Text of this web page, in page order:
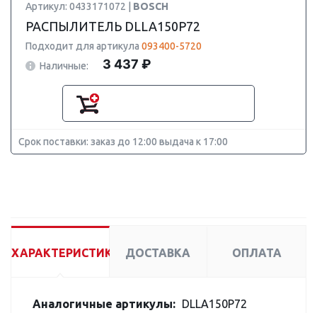
Артикул: 0433171072 | BOSCH
РАСПЫЛИТЕЛЬ DLLA150P72
Подходит для артикула 093400-5720
Наличные:
3 437 ₽
Срок поставки: заказ до 12:00 выдача к 17:00
ХАРАКТЕРИСТИКИ ДОСТАВКА ОПЛАТА
Аналогичные артикулы: DLLA150P72